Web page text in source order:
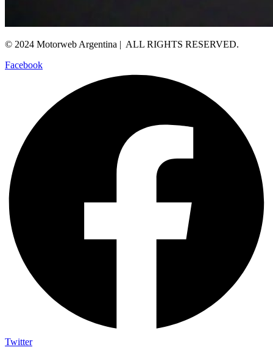
© 2024 Motorweb Argentina | ALL RIGHTS RESERVED.
Facebook
Twitter